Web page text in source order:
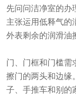
先问问洁净室的办
主张运用低释气的
外表剩余的润滑油
门、门框和门槛需
擦门的两头和边缘
子、手推车和别的